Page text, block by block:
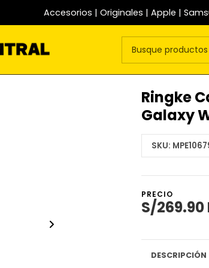
Accesorios | Originales | Apple |
Ringke
Galaxy
SKU:
PRECIO
S/269.90
DESCRIPCIÓN